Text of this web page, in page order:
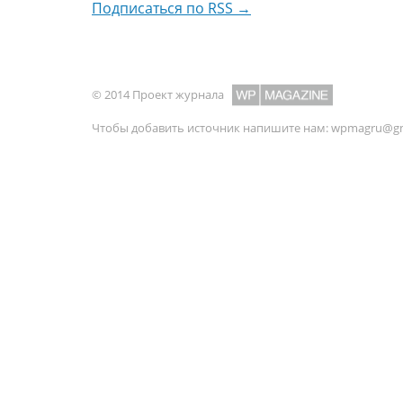
Подписаться по RSS →
© 2014 Проект журнала
Чтобы добавить источник напишите нам: